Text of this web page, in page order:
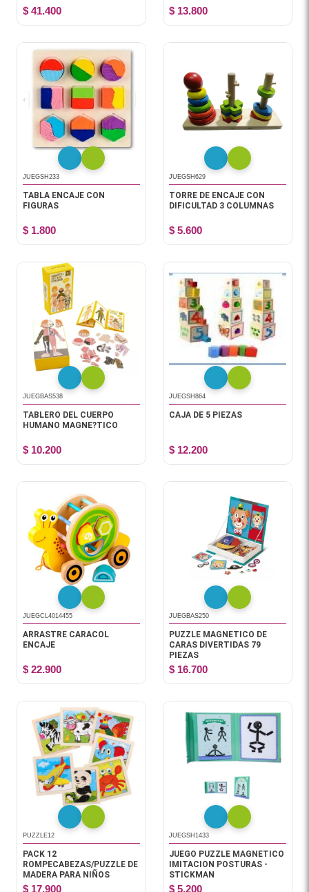
$ 41.400 $ 13.800
JUEGSH233
TABLA ENCAJE CON
FIGURAS
$ 1.800
JUEGSH629
TORRE DE ENCAJE CON
DIFICULTAD 3 COLUMNAS
$ 5.600
JUEGBAS538
TABLERO DEL CUERPO
HUMANO MAGNE?TICO
$ 10.200
JUEGSH864
CAJA DE 5 PIEZAS
$ 12.200
JUEGCL4014455
ARRASTRE CARACOL
ENCAJE
$ 22.900
JUEGBAS250
PUZZLE MAGNETICO DE
CARAS DIVERTIDAS 79
PIEZAS
$ 16.700
PUZZLE12
PACK 12
ROMPECABEZAS/PUZZLE DE
MADERA PARA NIÑOS
$ 17.900
JUEGSH1433
JUEGO PUZZLE MAGNETICO
IMITACION POSTURAS -
STICKMAN
$ 5.200